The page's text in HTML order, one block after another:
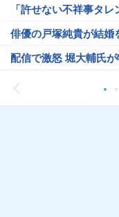
「許せない不祥事タ
俳優の戸塚純貴が結婚
配信で激怒 堀大輔氏